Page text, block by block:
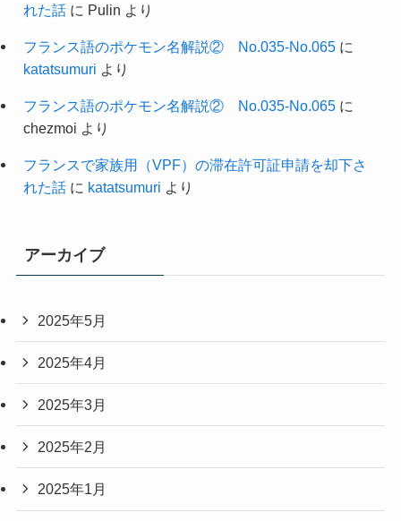
れた話に Pulin より
フランス語のポケモン名解説② No.035-No.065に
katatsumuri より
フランス語のポケモン名解説② No.035-No.065に
chezmoi より
フランスで家族用（VPF）の滞在許可証申請を却下さ
れた話に katatsumuri より
アーカイブ
2025年5月
2025年4月
2025年3月
2025年2月
2025年1月